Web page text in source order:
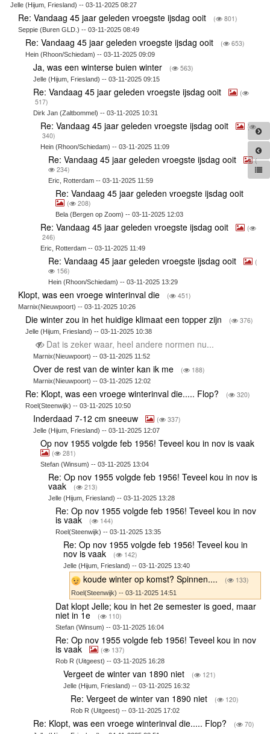
Jelle (Hijum, Friesland) -- 03-11-2025 08:27
Re: Vandaag 45 jaar geleden vroegste ijsdag ooit ( 801)
Seppie (Buren GLD.) -- 03-11-2025 08:49
Re: Vandaag 45 jaar geleden vroegste ijsdag ooit ( 653)
Hein (Rhoon/Schiedam) -- 03-11-2025 09:09
Ja, was een winterse buien winter ( 563)
Jelle (Hijum, Friesland) -- 03-11-2025 09:15
Re: Vandaag 45 jaar geleden vroegste ijsdag ooit
(
517)
Dirk Jan (Zaltbommel) -- 03-11-2025 10:31
Re: Vandaag 45 jaar geleden vroegste ijsdag ooit
(
340)
Hein (Rhoon/Schiedam) -- 03-11-2025 11:09
Re: Vandaag 45 jaar geleden vroegste ijsdag ooit
(
234)
Eric, Rotterdam -- 03-11-2025 11:59
Re: Vandaag 45 jaar geleden vroegste ijsdag ooit
( 208)
Bela (Bergen op Zoom) -- 03-11-2025 12:03
Re: Vandaag 45 jaar geleden vroegste ijsdag ooit
(
246)
Eric, Rotterdam -- 03-11-2025 11:49
Re: Vandaag 45 jaar geleden vroegste ijsdag ooit
(
156)
Hein (Rhoon/Schiedam) -- 03-11-2025 13:29
Klopt, was een vroege winterinval die ( 451)
Marnix(Nieuwpoort) -- 03-11-2025 10:26
Die winter zou in het huidige klimaat een topper zijn ( 376)
Jelle (Hijum, Friesland) -- 03-11-2025 10:38
Dat is zeker waar, heel andere normen nu...
Marnix(Nieuwpoort) -- 03-11-2025 11:52
Over de rest van de winter kan ik me ( 188)
Marnix(Nieuwpoort) -- 03-11-2025 12:02
Re: Klopt, was een vroege winterinval die..... Flop? ( 320)
Roel(Steenwijk) -- 03-11-2025 10:50
Inderdaad 7-12 cm sneeuw ( 337)
Jelle (Hijum, Friesland) -- 03-11-2025 12:07
Op nov 1955 volgde feb 1956! Teveel kou in nov is vaak
( 281)
Stefan (Winsum) -- 03-11-2025 13:04
Re: Op nov 1955 volgde feb 1956! Teveel kou in nov is
vaak ( 213)
Jelle (Hijum, Friesland) -- 03-11-2025 13:28
Re: Op nov 1955 volgde feb 1956! Teveel kou in nov
is vaak ( 144)
Roel(Steenwijk) -- 03-11-2025 13:35
Re: Op nov 1955 volgde feb 1956! Teveel kou in
nov is vaak ( 142)
Jelle (Hijum, Friesland) -- 03-11-2025 13:40
koude winter op komst? Spinnen.... ( 133)
Roel(Steenwijk) -- 03-11-2025 14:51
Dat klopt Jelle; kou in het 2e semester is goed, maar
niet in 1e ( 110)
Stefan (Winsum) -- 03-11-2025 16:04
Re: Op nov 1955 volgde feb 1956! Teveel kou in nov
is vaak ( 137)
Rob R (Uitgeest) -- 03-11-2025 16:28
Vergeet de winter van 1890 niet ( 121)
Jelle (Hijum, Friesland) -- 03-11-2025 16:32
Re: Vergeet de winter van 1890 niet ( 120)
Rob R (Uitgeest) -- 03-11-2025 17:02
Re: Klopt, was een vroege winterinval die..... Flop? ( 70)